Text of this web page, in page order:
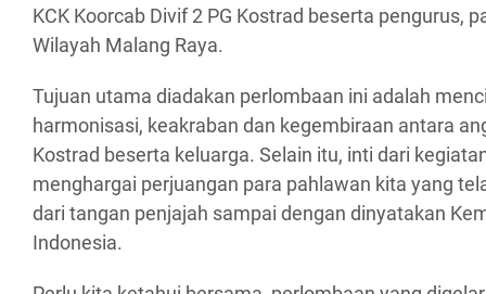
KCK Koorcab Divif 2 PG Kostrad beserta pengurus,
Wilayah Malang Raya.
Tujuan utama diadakan perlombaan ini adalah
harmonisasi, keakraban dan kegembiraan antara
Kostrad beserta keluarga. Selain itu, inti dari
menghargai perjuangan para pahlawan kita yang
dari tangan penjajah sampai dengan dinyatakan
Indonesia.